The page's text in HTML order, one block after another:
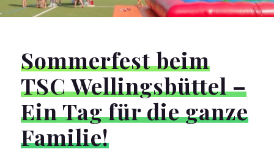
Sommerfest beim
TSC Wellingsbüttel –
Ein Tag für die ganze
Familie!